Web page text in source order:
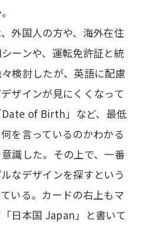
外国人の方や、海外在住
ーンや、運転免許証と統
検討したが、英語に配慮
ザインが見にくくなって
Date of Birth」など、最低
を言っているのかわかる
識した。その上で、一番
なデザインを探すという
いる。カードの右上もマ
日本国 Japan」と書いて